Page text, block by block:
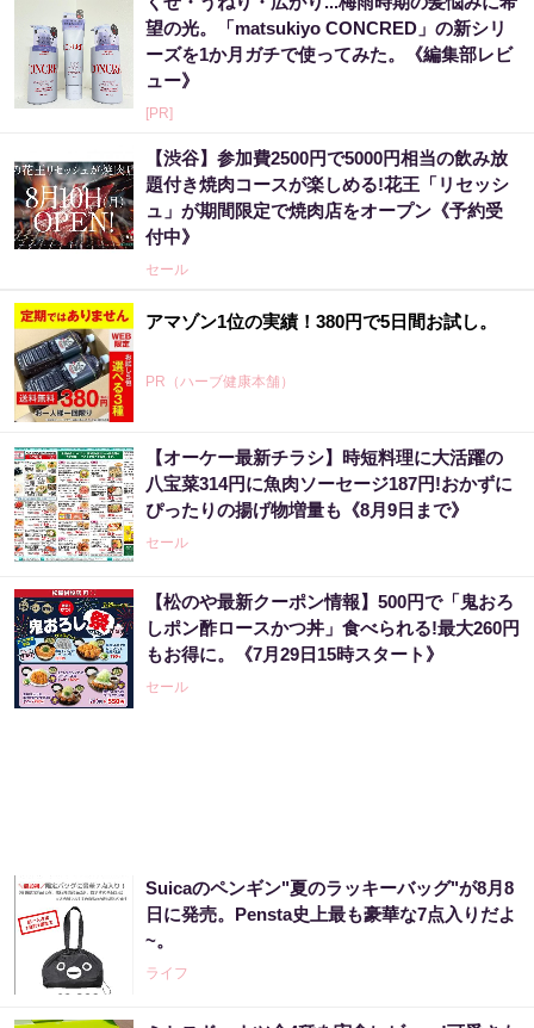
望の光。「matsukiyo CONCRED」の新シリ
ーズを1か月ガチで使ってみた。《編集部レビ
ュー》
[PR]
【渋谷】参加費2500円で5000円相当の飲み放
題付き焼肉コースが楽しめる!花王「リセッシ
ュ」が期間限定で焼肉店をオープン《予約受
付中》
セール
アマゾン1位の実績！380円で5日間お試し。
PR（ハーブ健康本舗）
【オーケー最新チラシ】時短料理に大活躍の
八宝菜314円に魚肉ソーセージ187円!おかずに
ぴったりの揚げ物増量も《8月9日まで》
セール
【松のや最新クーポン情報】500円で「鬼おろ
しポン酢ロースかつ丼」食べられる!最大260円
もお得に。《7月29日15時スタート》
セール
Suicaのペンギン"夏のラッキーバッグ"が8月8
日に発売。Pensta史上最も豪華な7点入りだよ
~。
ライフ